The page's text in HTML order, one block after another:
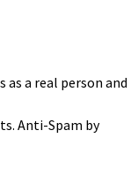
as a real person and
Anti-Spam by